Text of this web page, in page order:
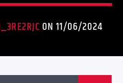
ON 11/06/2024